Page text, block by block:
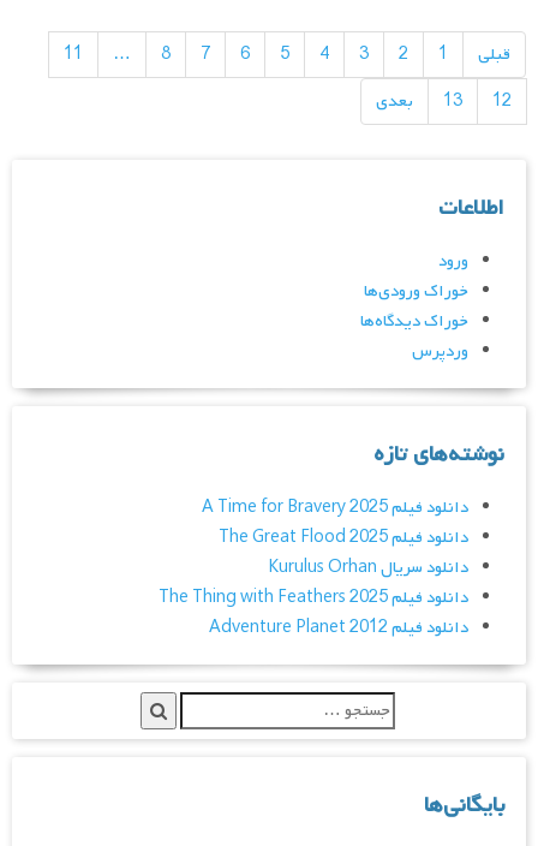
راهبری
نوشته‌ها
قبلی 1
2
3
4
5
6
7
8
…
11
12
13 بعدی
اطلاعات
ورود
خوراک ورودی‌ها
خوراک دیدگاه‌ها
وردپرس
نوشته‌های تازه
دانلود فیلم A Time for Bravery 2025
دانلود فیلم The Great Flood 2025
دانلود سریال Kurulus Orhan
دانلود فیلم The Thing with Feathers 2025
دانلود فیلم Adventure Planet 2012
بایگانی‌ها